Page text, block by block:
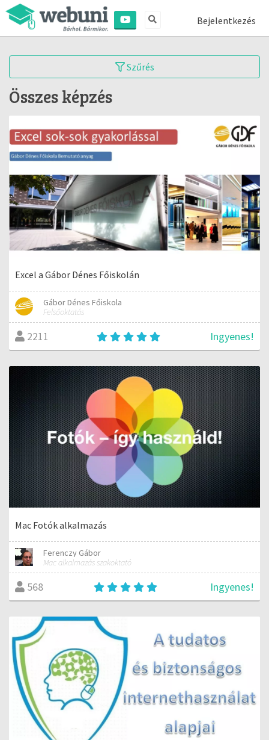
Bejelentkezés
Szűrés
Összes képzés
Excel a Gábor Dénes Főiskolán
Gábor Dénes Főiskola
Felsőoktatás
2211 Ingyenes!
Mac Fotók alkalmazás
Ferenczy Gábor
Mac alkalmazás szakoktató
568 Ingyenes!